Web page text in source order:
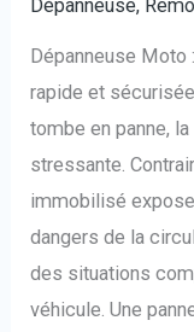
Dépanneuse,
Dépanneuse
rapide et
tombe en panne,
stressante.
immobilisé
dangers de la
des situations
véhicule. Une